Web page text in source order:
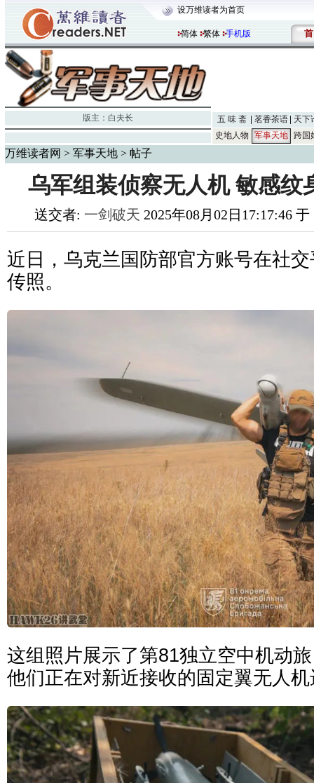
设万维读者为首页
简体 繁体 手机版 首
版主： 白夫长 五 味 斋 茗香茶语
天下
史地人物
军事天地 跨国
万维读者网 > 军事天地 > 帖子
乌军组装侦察无人机 敏感纹
送交者: 一剑破天 2025年08月02日17:17:46
近日，乌克兰国防部官方账号在社
传照。
这组照片展示了第81独立空中机动
他们正在对新近接收的固定翼无人